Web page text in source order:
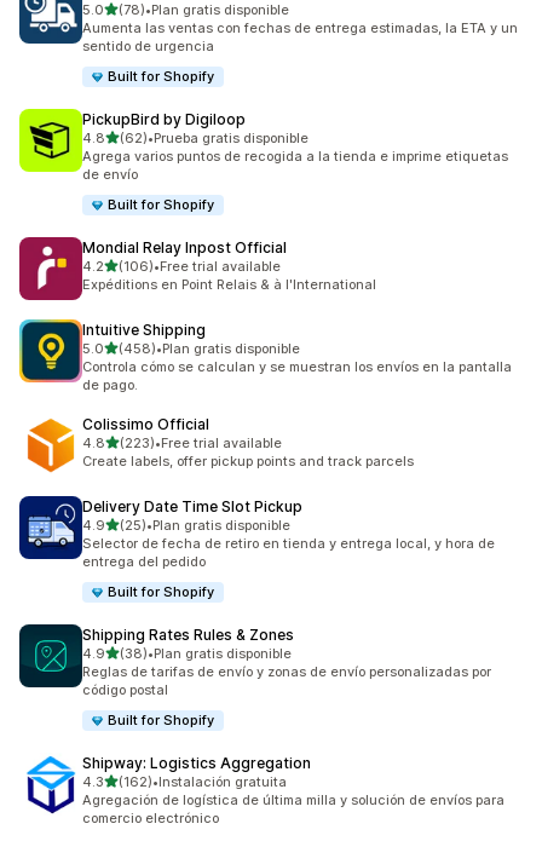
5.0de 5 estrellas
(78)
78 reseñas en total
•Plan gratis disponible
Aumenta las ventas con fechas de entrega estimadas, la ETA y un
sentido de urgencia
Built for Shopify
PickupBird by Digiloop
4.8de 5 estrellas
(62)
62 reseñas en total
•Prueba gratis disponible
Agrega varios puntos de recogida a la tienda e imprime etiquetas
de envío
Built for Shopify
Mondial Relay Inpost Official
4.2de 5 estrellas
(106)
106 reseñas en total
•Free trial available
Expéditions en Point Relais & à l'International
Intuitive Shipping
5.0de 5 estrellas
(458)
458 reseñas en total
•Plan gratis disponible
Controla cómo se calculan y se muestran los envíos en la pantalla
de pago.
Colissimo Official
4.8de 5 estrellas
(223)
223 reseñas en total
•Free trial available
Create labels, offer pickup points and track parcels
Delivery Date Time Slot Pickup
4.9de 5 estrellas
(25)
25 reseñas en total
•Plan gratis disponible
Selector de fecha de retiro en tienda y entrega local, y hora de
entrega del pedido
Built for Shopify
Shipping Rates Rules & Zones
4.9de 5 estrellas
(38)
38 reseñas en total
•Plan gratis disponible
Reglas de tarifas de envío y zonas de envío personalizadas por
código postal
Built for Shopify
Shipway: Logistics Aggregation
4.3de 5 estrellas
(162)
162 reseñas en total
•Instalación gratuita
Agregación de logística de última milla y solución de envíos para
comercio electrónico